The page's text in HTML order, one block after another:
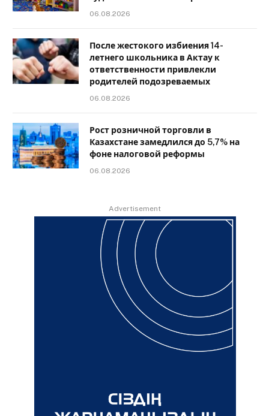
06.08.2026
После жестокого избиения 14-
летнего школьника в Актау к
ответственности привлекли
родителей подозреваемых
06.08.2026
Рост розничной торговли в
Казахстане замедлился до 5,7% на
фоне налоговой реформы
06.08.2026
Advertisement